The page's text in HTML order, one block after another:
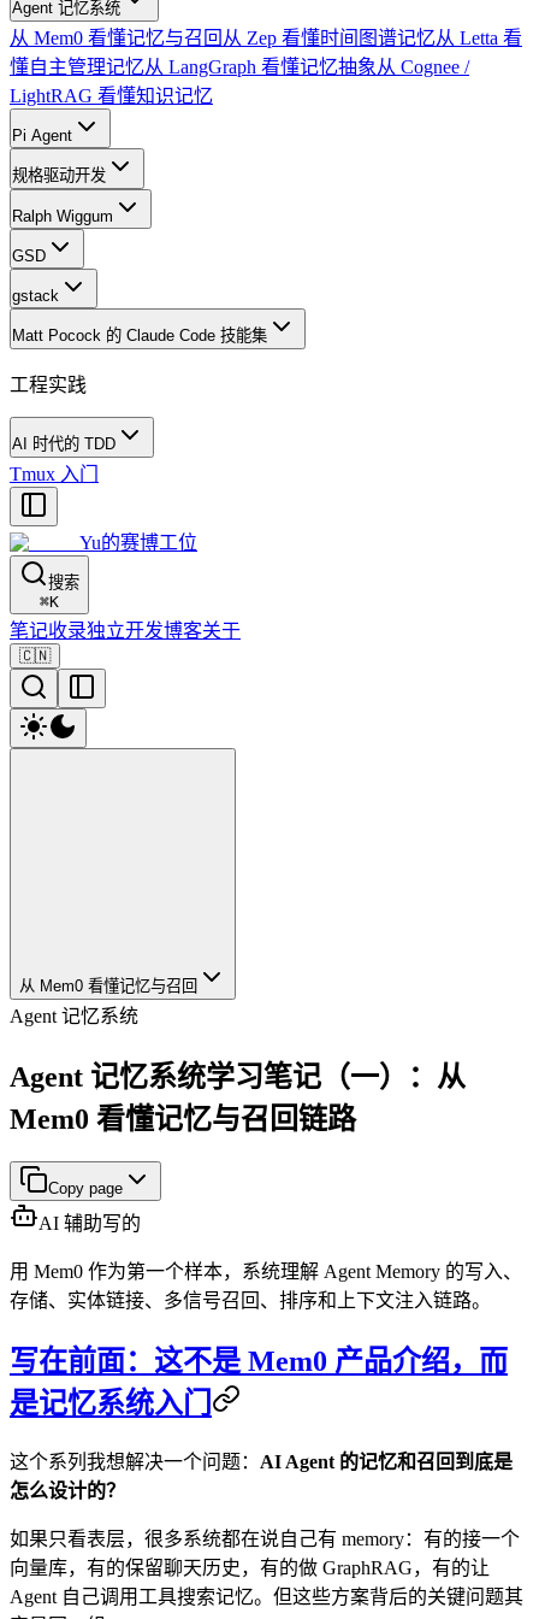
Agent 记忆系统
从 Mem0 看懂记忆与召回 从 Zep 看懂时间图谱记忆从 Letta 看
懂自主管理记忆从 LangGraph 看懂记忆抽象 从 Cognee /
LightRAG 看懂知识记忆
Pi Agent
规格驱动开发
Ralph Wiggum
GSD
gstack
Matt Pocock 的 Claude Code 技能集
工程实践
AI 时代的 TDD
Tmux 入门
Yu的赛博工位
搜索
⌘K
笔记收录独立开发博客关于
🇨🇳
从 Mem0 看懂记忆与召回
Agent 记忆系统
Agent 记忆系统学习笔记（一）：从
Mem0 看懂记忆与召回链路
Copy page
AI 辅助写的
用 Mem0 作为第一个样本，系统理解 Agent Memory 的写入、
存储、实体链接、多信号召回、排序和上下文注入链路。
写在前面：这不是 Mem0 产品介绍，而
是记忆系统入门
这个系列我想解决一个问题： AI Agent 的记忆和召回到底是
怎么设计的？
如果只看表层，很多系统都在说自己有 memory：有的接一个
向量库，有的保留聊天历史，有的做 GraphRAG，有的让
Agent 自己调用工具搜索记忆。但这些方案背后的关键问题其